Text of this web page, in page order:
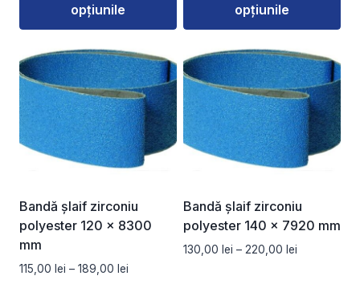
opțiunile
produs
are
mai
multe
variații.
Opțiunile
fi
alese
în
produsului.
opțiunile
produs
are
mai
multe
variații.
Opțiunile
fi
alese
pagina
Bandă șlaif zirconiu
polyester 120 x 8300
mm
115,00 lei – 189,00 lei
Bandă șlaif zirconiu
polyester 140 x 7920 mm
130,00 lei – 220,00 lei